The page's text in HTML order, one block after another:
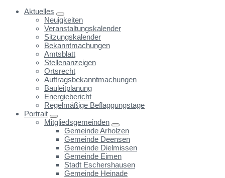
Aktuelles
Neuigkeiten
Veranstaltungskalender
Sitzungskalender
Bekanntmachungen
Amtsblatt
Stellenanzeigen
Ortsrecht
Auftragsbekanntmachungen
Bauleitplanung
Energiebericht
Regelmäßige Beflaggungstage
Portrait
Mitgliedsgemeinden
Gemeinde Arholzen
Gemeinde Deensen
Gemeinde Dielmissen
Gemeinde Eimen
Stadt Eschershausen
Gemeinde Heinade